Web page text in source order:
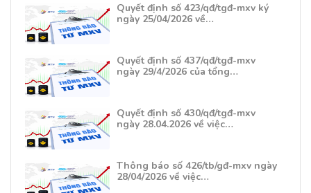
Quyết định số 423/qđ/tgđ-mxv ký
ngày 25/04/2026 về…
Quyết định số 437/qđ/tgđ-mxv
ngày 29/4/2026 của tổng…
Quyết định số 430/qđ/tgđ-mxv
ngày 28.04.2026 về việc…
Thông báo số 426/tb/gđ-mxv ngày
28/04/2026 về việc…